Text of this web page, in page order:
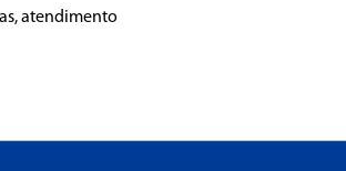
atendimento